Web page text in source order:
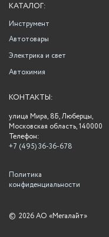
КАТАЛОГ:
Инструмент
Автотовары
Электрика и свет
Автохимия
КОНТАКТЫ:
улица Мира, 8Б, Люберцы,
Московская область, 140000
Телефон:
+7 (495) 36-36-678
Политика
конфиденциальности
© 2026 АО «Мегалайт»